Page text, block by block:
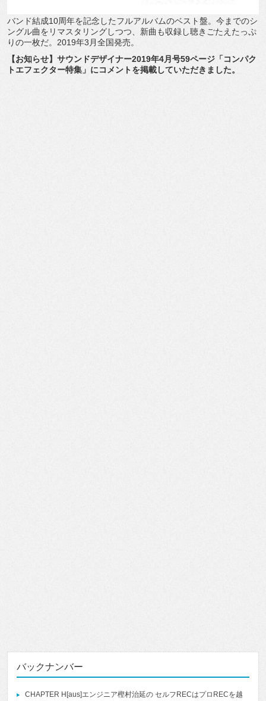
バンド結成10周年を記念したフルアルバムのベスト盤。今までのシ
ングル曲をリマスタリングしつつ、新曲も収録し聴きごたえたっぷ
りの一枚だ。2019年3月全国発売。
【お知らせ】サウンドデザイナー2019年4月号59ページ「コンパク
トエフェクター特集」にコメントを掲載していただきました。
バックナンバー
CHAPTER H[aus]エンジニア樫村治延の セルフRECはプロRECを越